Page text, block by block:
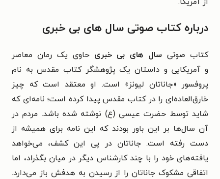
درباره کتاب صوتی سال‌ های بی‌ خبری
کتاب صوتی سال‌ های بی‌ خبری حاوی یک رمان معاصر
و آمریکایی و داستان یک پژوهشگر کتاب مقدس به نام
پروفسور «جاناتان لیونز» است. او معتقد است که چیز
خارق‌العاده‌ای را در کتاب مقدس پیدا کرده است؛ نامه‌ای که
شاید توسط حضرت عیسی (ع) نوشته شده باشد. مردم در
آن سال‌ها بر این باور بودند که این نامه برای همیشه از
دست رفته است.جاناتاندر پی این کشف، می‌خواهد
یافته‌های خود را با چند کارشناس دیگر در میان بگذراد، اما
اتفاقی مشکوک جاناتان را از رسیدن به هدفش باز می‌دارد.